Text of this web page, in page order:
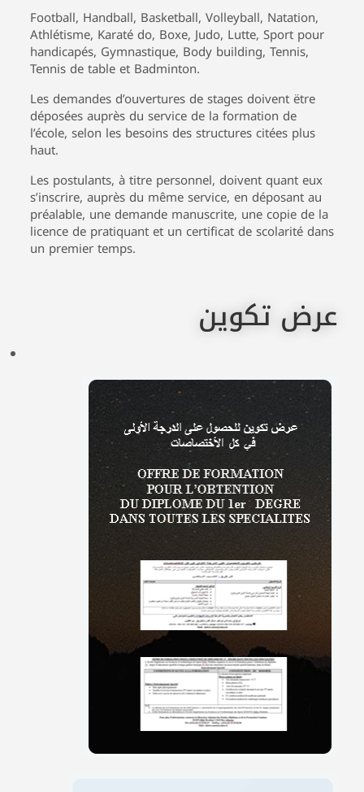
Football, Handball, Basketball, Volleyball, Natation,
Athlétisme, Karaté do, Boxe, Judo, Lutte, Sport pour
handicapés, Gymnastique, Body building, Tennis,
Tennis de table et Badminton.
Les demandes d’ouvertures de stages doivent ëtre
déposées auprès du service de la formation de
l’école, selon les besoins des structures citées plus
haut.
Les postulants, à titre personnel, doivent quant eux
s’inscrire, auprès du même service, en déposant au
préalable, une demande manuscrite, une copie de la
licence de pratiquant et un certificat de scolarité dans
un premier temps.
عرض تكوين